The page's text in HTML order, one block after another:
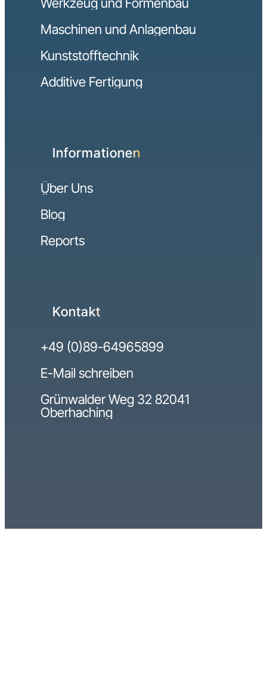
Maschinen und Anlagenbau
Kunststofftechnik
Additive Fertigung
Informationen
Über Uns
Blog
Reports
Kontakt
+49 (0)89-64965899
E-Mail schreiben
Grünwalder Weg 32 82041
Oberhaching